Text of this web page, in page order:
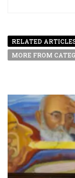
RELATED
MORE FROM